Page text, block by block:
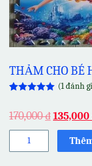
THẢM CHO BÉ
đánh giá
(1đánh
170,000₫ 135,000
Thảm